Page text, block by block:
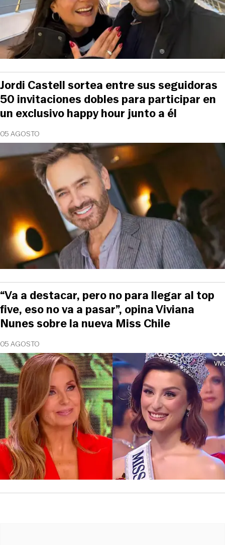
05 AGOSTO
Jordi Castell sortea entre sus seguidoras
50 invitaciones dobles para participar en
un exclusivo happy hour junto a él
05 AGOSTO
“Va a destacar, pero no para llegar al top
five, eso no va a pasar”, opina Viviana
Nunes sobre la nueva Miss Chile